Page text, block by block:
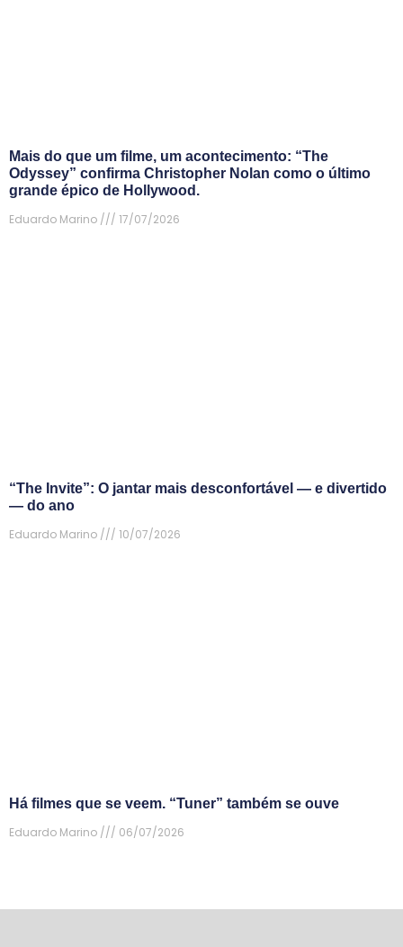
Mais do que um filme, um acontecimento: “The
Odyssey” confirma Christopher Nolan como o último
grande épico de Hollywood.
Eduardo Marino
17/07/2026
“The Invite”: O jantar mais desconfortável — e divertido
— do ano
Eduardo Marino
10/07/2026
Há filmes que se veem. “Tuner” também se ouve
Eduardo Marino
06/07/2026